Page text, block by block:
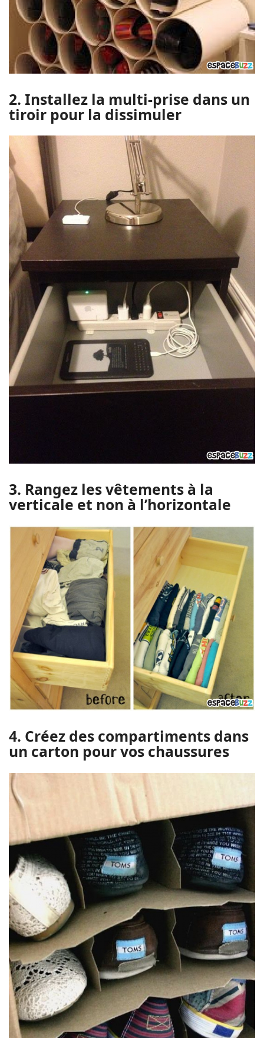
2. Installez la multi-prise dans un
tiroir pour la dissimuler
3. Rangez les vêtements à la
verticale et non à l’horizontale
4. Créez des compartiments dans
un carton pour vos chaussures